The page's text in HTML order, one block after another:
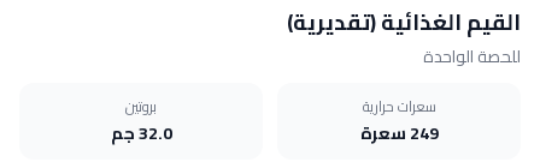
القيم الغذائية (تقديرية)
للحصة الواحدة
سعرات حرارية
249 سعرة
بروتين
32.0 جم